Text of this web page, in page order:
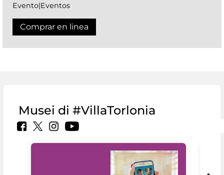
Evento|Eventos
Comprar en linea
Musei di #VillaTorlonia